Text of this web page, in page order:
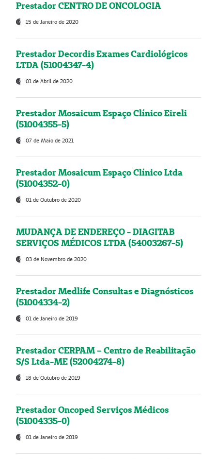
Prestador CENTRO DE ONCOLOGIA
15 de Janeiro de 2020
Prestador Decordis Exames Cardiológicos
LTDA (51004347-4)
01 de Abril de 2020
Prestador Mosaicum Espaço Clínico Eireli
(51004355-5)
07 de Maio de 2021
Prestador Mosaicum Espaço Clínico Ltda
(51004352-0)
01 de Outubro de 2020
MUDANÇA DE ENDEREÇO - DIAGITAB
SERVIÇOS MÉDICOS LTDA (54003267-5)
03 de Novembro de 2020
Prestador Medlife Consultas e Diagnósticos
(51004334-2)
01 de Janeiro de 2019
Prestador CERPAM – Centro de Reabilitação
S/S Ltda-ME (52004274-8)
18 de Outubro de 2019
Prestador Oncoped Serviços Médicos
(51004335-0)
01 de Janeiro de 2019